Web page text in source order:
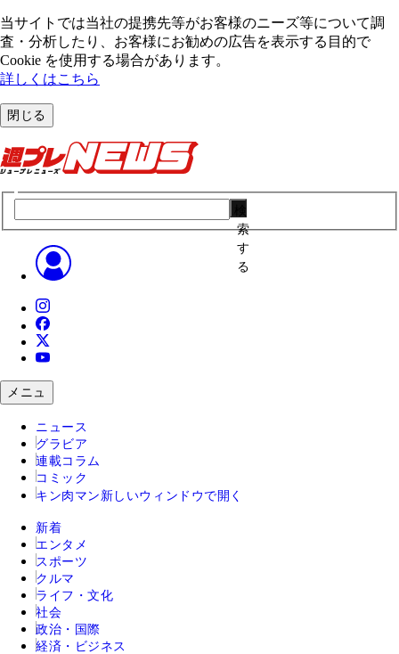
当サイトでは当社の提携先等がお客様のニーズ等について調
査・分析したり、お客様にお勧めの広告を表⽰する⽬的で
Cookie を使⽤する場合があります。
詳しくはこちら
閉じる
索
す
る
メニュ
ニュース
グラビア
連載コラム
コミック
キン肉マン 新しいウィンドウで開く
新着
エンタメ
スポーツ
クルマ
ライフ・文化
社会
政治・国際
経済・ビジネス